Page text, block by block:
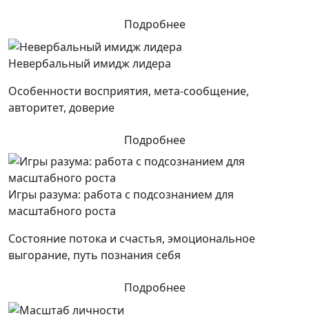
Подробнее
Невербальный имидж лидера
Особенности восприятия, мета-сообщение,
авторитет, доверие
Подробнее
Игры разума: работа с подсознанием для
масштабного роста
Состояние потока и счастья, эмоциональное
выгорание, путь познания себя
Подробнее